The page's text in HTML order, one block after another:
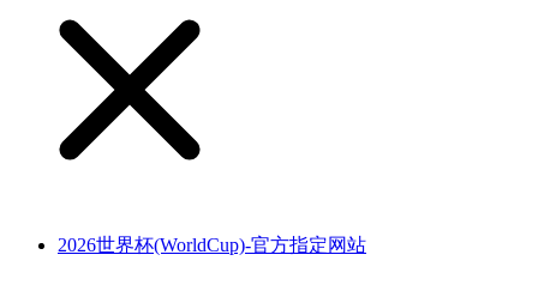
2026世界杯(WorldCup)-官方指定网站